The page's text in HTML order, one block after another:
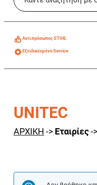
Aντιπρόσωπος STIHL
Εξειδικευμένο Service
UNITEC
ΑΡΧΙΚΗ -> Εταιρίες->